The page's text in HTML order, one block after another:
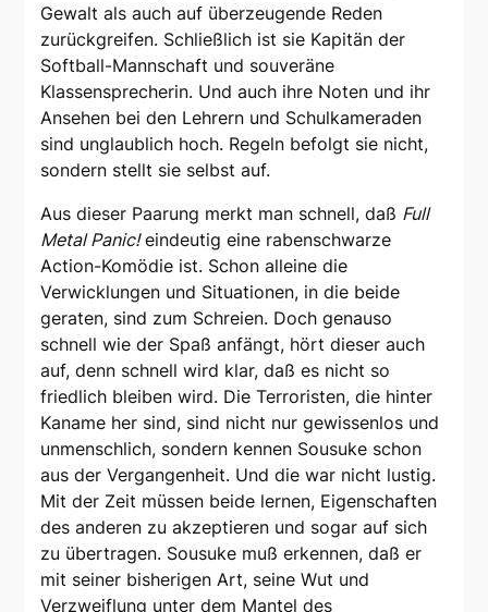
Gewalt als auch auf überzeugende Reden
zurückgreifen. Schließlich ist sie Kapitän der
Softball-Mannschaft und souveräne
Klassensprecherin. Und auch ihre Noten und ihr
Ansehen bei den Lehrern und Schulkameraden
sind unglaublich hoch. Regeln befolgt sie nicht,
sondern stellt sie selbst auf.
Aus dieser Paarung merkt man schnell, daß Full
Metal Panic!eindeutig eine rabenschwarze
Action-Komödie ist. Schon alleine die
Verwicklungen und Situationen, in die beide
geraten, sind zum Schreien. Doch genauso
schnell wie der Spaß anfängt, hört dieser auch
auf, denn schnell wird klar, daß es nicht so
friedlich bleiben wird. Die Terroristen, die hinter
Kaname her sind, sind nicht nur gewissenlos und
unmenschlich, sondern kennen Sousuke schon
aus der Vergangenheit. Und die war nicht lustig.
Mit der Zeit müssen beide lernen, Eigenschaften
des anderen zu akzeptieren und sogar auf sich
zu übertragen. Sousuke muß erkennen, daß er
mit seiner bisherigen Art, seine Wut und
Verzweiflung unter dem Mantel des